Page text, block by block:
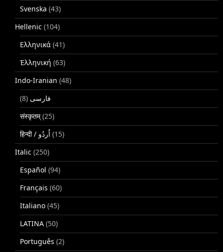
Svenska (43)
Hellenic (104)
Ελληνικά (41)
Ἑλληνική (63)
Indo-Iranian (48)
فارسی (8)
संस्कृतम्(25)
(15)
Italic (250)
Español (94)
Français (60)
Italiano (45)
LATINA (50)
Português (2)